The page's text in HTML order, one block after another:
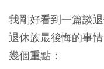
我剛好看到一篇談
退休族最後悔的事
幾個重點：